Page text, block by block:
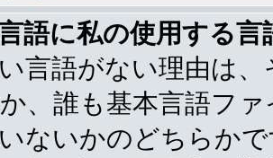
語に私の使用する
言語がない理由は
、誰も基本言語フ
ないかのどちらか